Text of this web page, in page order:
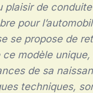
plaisir de
pour
se propose de
modèle
de sa
techniques,